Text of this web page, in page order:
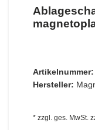
Artikelnummer:
Hersteller:
* zzgl. ges. MwSt.